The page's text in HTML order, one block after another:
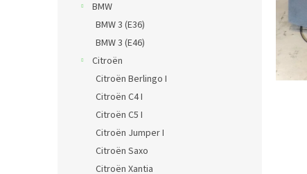
BMW
BMW 3 (E36)
BMW 3 (E46)
Citroën
Citroën Berlingo I
Citroën C4 I
Citroën C5 I
Citroën Jumper I
Citroën Saxo
Citroën Xantia